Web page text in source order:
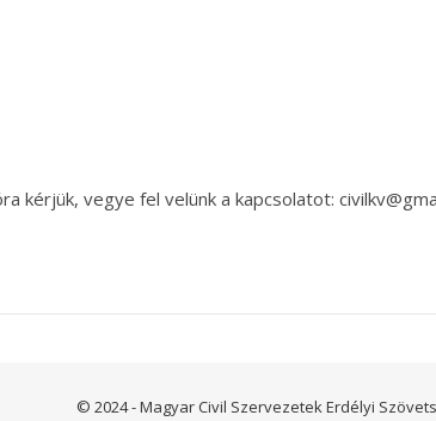
kérjük, vegye fel velünk a kapcsolatot:
© 2024 - Magyar Civil Szervezetek Erdélyi